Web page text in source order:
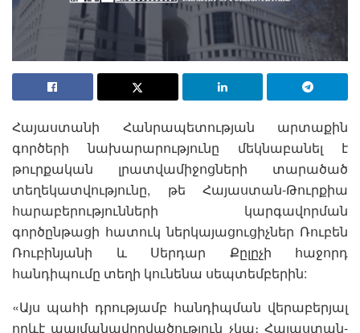
Հայաստանի Հանրապետության արտաքին
գործերի նախարարությունը մեկնաբանել է
թուրքական լրատվամիջոցների տարածած
տեղեկատվությունը, թե Հայաստան-Թուրքիա
հարաբերությունների կարգավորման
գործընթացի հատուկ ներկայացուցիչներ Ռուբեն
Ռուբինյանի և Սերդար Քըլըչի հաջորդ
հանդիպումը տեղի կունենա սեպտեմբերին:
«Այս պահի դրությամբ հանդիպման վերաբերյալ
որևէ պայմանավորվածություն չկա։ Հայաստան-